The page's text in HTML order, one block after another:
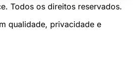
Todos os direitos reservados.
qualidade, privacidade e